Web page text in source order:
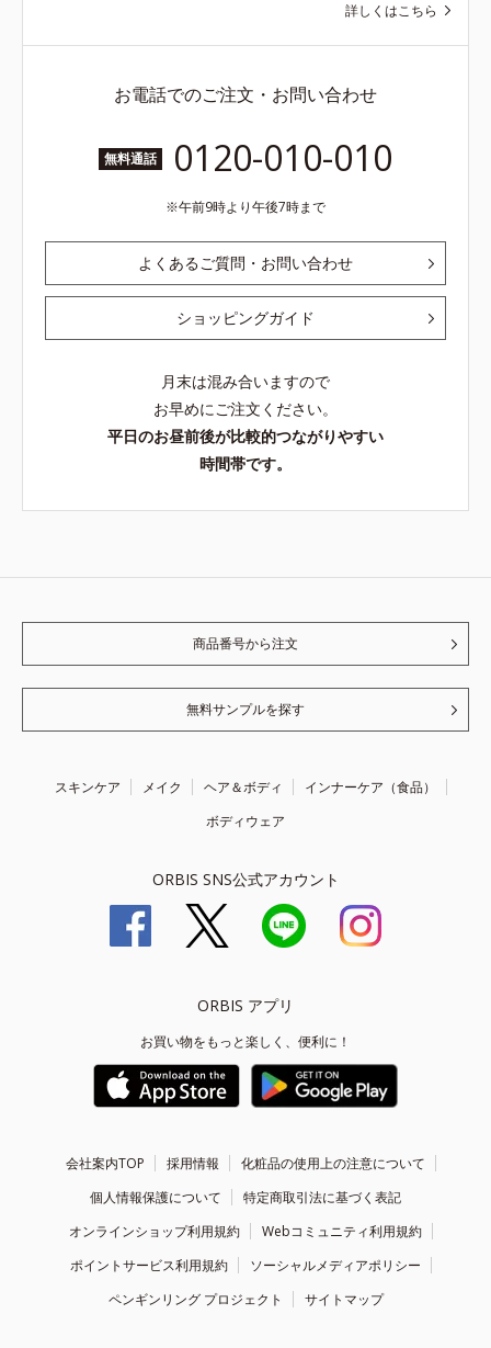
詳しくはこちら
お電話でのご注文・お問い合わせ
無料通話 0120-010-010
午前9時より午後7時まで
よくあるご質問・お問い合わせ
ショッピングガイド
月末は混み合いますので
お早めにご注文ください。
平日のお昼前後が比較的つながりやすい
時間帯です。
商品番号から注文
無料サンプルを探す
スキンケア メイク ヘア＆ボディ
インナーケア（食品）
ボディウェア
ORBIS SNS公式アカウント
ORBIS アプリ
お買い物をもっと楽しく、便利に！
会社案内TOP 採用情報
化粧品の使用上の注意について
個人情報保護について
特定商取引法に基づく表記
オンラインショップ利用規約
Webコミュニティ利用規約
ポイントサービス利用規約
ソーシャルメディアポリシー
ペンギンリング プロジェクト
サイトマップ